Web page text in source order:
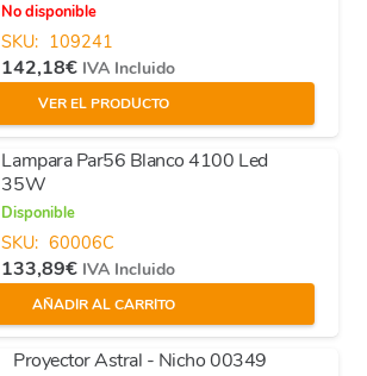
No disponible
SKU: 109241
142,18€ IVA Incluido
VER EL PRODUCTO
Lampara Par56 Blanco 4100 Led
35W
Disponible
SKU: 60006C
133,89€ IVA Incluido
AÑADIR AL CARRITO
Proyector Astral - Nicho 00349